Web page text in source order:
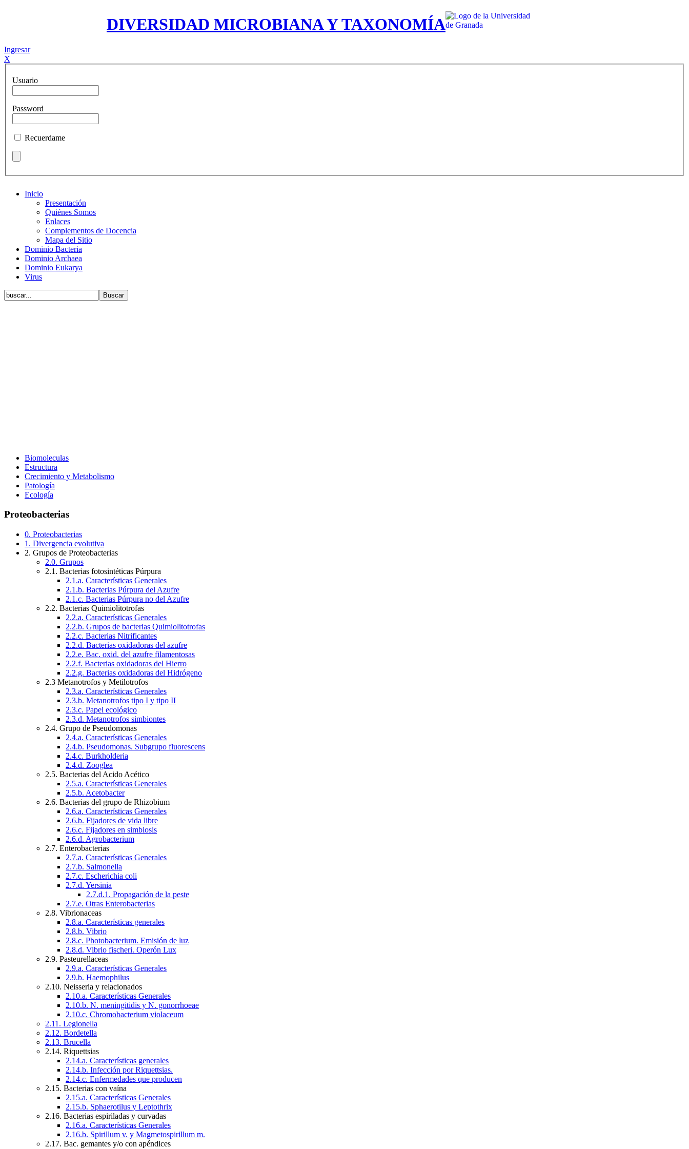
DIVERSIDAD MICROBIANA Y TAXONOMÍA
Ingresar
X
Usuario
Password
Recuerdame
Inicio
Presentación
Quiénes Somos
Enlaces
Complementos de Docencia
Mapa del Sitio
Dominio Bacteria
Dominio Archaea
Dominio Eukarya
Virus
Biomoleculas
Estructura
Crecimiento y Metabolismo
Patología
Ecología
Proteobacterias
0. Proteobacterias
1. Divergencia evolutiva
2. Grupos de Proteobacterias
2.0. Grupos
2.1. Bacterias fotosintéticas Púrpura
2.1.a. Características Generales
2.1.b. Bacterias Púrpura del Azufre
2.1.c. Bacterias Púrpura no del Azufre
2.2. Bacterias Quimiolitotrofas
2.2.a. Características Generales
2.2.b. Grupos de bacterias Quimiolitotrofas
2.2.c. Bacterias Nitrificantes
2.2.d. Bacterias oxidadoras del azufre
2.2.e. Bac. oxid. del azufre filamentosas
2.2.f. Bacterias oxidadoras del Hierro
2.2.g. Bacterias oxidadoras del Hidrógeno
2.3 Metanotrofos y Metilotrofos
2.3.a. Características Generales
2.3.b. Metanotrofos tipo I y tipo II
2.3.c. Papel ecológico
2.3.d. Metanotrofos simbiontes
2.4. Grupo de Pseudomonas
2.4.a. Características Generales
2.4.b. Pseudomonas. Subgrupo fluorescens
2.4.c. Burkholderia
2.4.d. Zooglea
2.5. Bacterias del Acido Acético
2.5.a. Características Generales
2.5.b. Acetobacter
2.6. Bacterias del grupo de Rhizobium
2.6.a. Características Generales
2.6.b. Fijadores de vida libre
2.6.c. Fijadores en simbiosis
2.6.d. Agrobacterium
2.7. Enterobacterias
2.7.a. Características Generales
2.7.b. Salmonella
2.7.c. Escherichia coli
2.7.d. Yersinia
2.7.d.1. Propagación de la peste
2.7.e. Otras Enterobacterias
2.8. Vibrionaceas
2.8.a. Características generales
2.8.b. Vibrio
2.8.c. Photobacterium. Emisión de luz
2.8.d. Vibrio fischeri. Operón Lux
2.9. Pasteurellaceas
2.9.a. Características Generales
2.9.b. Haemophilus
2.10. Neisseria y relacionados
2.10.a. Características Generales
2.10.b. N. meningitidis y N. gonorrhoeae
2.10.c. Chromobacterium violaceum
2.11. Legionella
2.12. Bordetella
2.13. Brucella
2.14. Riquettsias
2.14.a. Características generales
2.14.b. Infección por Riquettsias.
2.14.c. Enfermedades que producen
2.15. Bacterias con vaína
2.15.a. Características Generales
2.15.b. Sphaerotilus y Leptothrix
2.16. Bacterias espiriladas y curvadas
2.16.a. Características Generales
2.16.b. Spirillum v. y Magmetospirillum m.
2.17. Bac. gemantes y/o con apéndices